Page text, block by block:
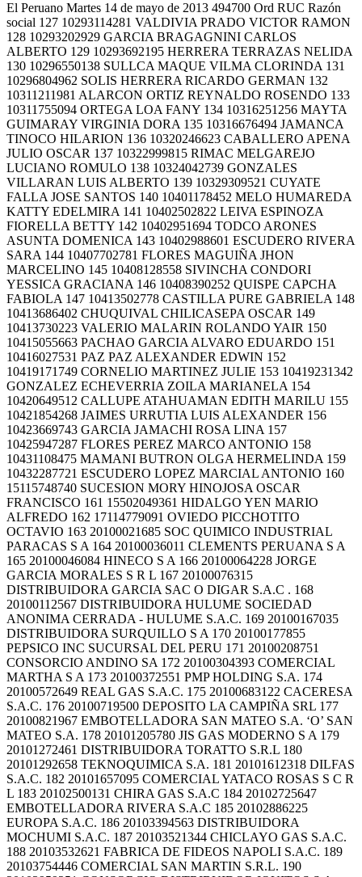
El Peruano Martes 14 de mayo de 2013 494700 Ord RUC Razón
social 127 10293114281 VALDIVIA PRADO VICTOR RAMON
128 10293202929 GARCIA BRAGAGNINI CARLOS
ALBERTO 129 10293692195 HERRERA TERRAZAS NELIDA
130 10296550138 SULLCA MAQUE VILMA CLORINDA 131
10296804962 SOLIS HERRERA RICARDO GERMAN 132
10311211981 ALARCON ORTIZ REYNALDO ROSENDO 133
10311755094 ORTEGA LOA FANY 134 10316251256 MAYTA
GUIMARAY VIRGINIA DORA 135 10316676494 JAMANCA
TINOCO HILARION 136 10320246623 CABALLERO APENA
JULIO OSCAR 137 10322999815 RIMAC MELGAREJO
LUCIANO ROMULO 138 10324042739 GONZALES
VILLARAN LUIS ALBERTO 139 10329309521 CUYATE
FALLA JOSE SANTOS 140 10401178452 MELO HUMAREDA
KATTY EDELMIRA 141 10402502822 LEIVA ESPINOZA
FIORELLA BETTY 142 10402951694 TODCO ARONES
ASUNTA DOMENICA 143 10402988601 ESCUDERO RIVERA
SARA 144 10407702781 FLORES MAGUIÑA JHON
MARCELINO 145 10408128558 SIVINCHA CONDORI
YESSICA GRACIANA 146 10408390252 QUISPE CAPCHA
FABIOLA 147 10413502778 CASTILLA PURE GABRIELA 148
10413686402 CHUQUIVAL CHILICASEPA OSCAR 149
10413730223 VALERIO MALARIN ROLANDO YAIR 150
10415055663 PACHAO GARCIA ALVARO EDUARDO 151
10416027531 PAZ PAZ ALEXANDER EDWIN 152
10419171749 CORNELIO MARTINEZ JULIE 153 10419231342
GONZALEZ ECHEVERRIA ZOILA MARIANELA 154
10420649512 CALLUPE ATAHUAMAN EDITH MARILU 155
10421854268 JAIMES URRUTIA LUIS ALEXANDER 156
10423669743 GARCIA JAMACHI ROSA LINA 157
10425947287 FLORES PEREZ MARCO ANTONIO 158
10431108475 MAMANI BUTRON OLGA HERMELINDA 159
10432287721 ESCUDERO LOPEZ MARCIAL ANTONIO 160
15115748740 SUCESION MORY HINOJOSA OSCAR
FRANCISCO 161 15502049361 HIDALGO YEN MARIO
ALFREDO 162 17114779091 OVIEDO PICCHOTITO
OCTAVIO 163 20100021685 SOC QUIMICO INDUSTRIAL
PARACAS S A 164 20100036011 CLEMENTS PERUANA S A
165 20100046084 HINECO S A 166 20100064228 JORGE
GARCIA MORALES S R L 167 20100076315
DISTRIBUIDORA GARCIA SAC O DIGAR S.A.C . 168
20100112567 DISTRIBUIDORA HULUME SOCIEDAD
ANONIMA CERRADA - HULUME S.A.C. 169 20100167035
DISTRIBUIDORA SURQUILLO S A 170 20100177855
PEPSICO INC SUCURSAL DEL PERU 171 20100208751
CONSORCIO ANDINO SA 172 20100304393 COMERCIAL
MARTHA S A 173 20100372551 PMP HOLDING S.A. 174
20100572649 REAL GAS S.A.C. 175 20100683122 CACERESA
S.A.C. 176 20100719500 DEPOSITO LA CAMPIÑA SRL 177
20100821967 EMBOTELLADORA SAN MATEO S.A. ‘O’ SAN
MATEO S.A. 178 20101205780 JIS GAS MODERNO S A 179
20101272461 DISTRIBUIDORA TORATTO S.R.L 180
20101292658 TEKNOQUIMICA S.A. 181 20101612318 DILFAS
S.A.C. 182 20101657095 COMERCIAL YATACO ROSAS S C R
L 183 20102500131 CHIRA GAS S.A.C 184 20102725647
EMBOTELLADORA RIVERA S.A.C 185 20102886225
EUROPA S.A.C. 186 20103394563 DISTRIBUIDORA
MOCHUMI S.A.C. 187 20103521344 CHICLAYO GAS S.A.C.
188 20103532621 FABRICA DE FIDEOS NAPOLI S.A.C. 189
20103754446 COMERCIAL SAN MARTIN S.R.L. 190